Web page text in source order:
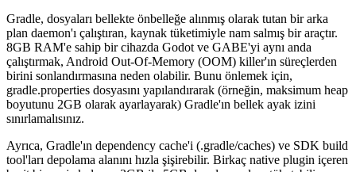
Gradle, dosyaları bellekte önbelleğe alınmış olarak tutan bir arka
plan daemon'ı çalıştıran, kaynak tüketimiyle nam salmış bir araçtır.
8GB RAM'e sahip bir cihazda Godot ve GABE'yi aynı anda
çalıştırmak, Android Out-Of-Memory (OOM) killer'ın süreçlerden
birini sonlandırmasına neden olabilir. Bunu önlemek için,
gradle.properties dosyasını yapılandırarak (örneğin, maksimum heap
boyutunu 2GB olarak ayarlayarak) Gradle'ın bellek ayak izini
sınırlamalısınız.
Ayrıca, Gradle'ın dependency cache'i (.gradle/caches) ve SDK build
tool'ları depolama alanını hızla şişirebilir. Birkaç native plugin içeren